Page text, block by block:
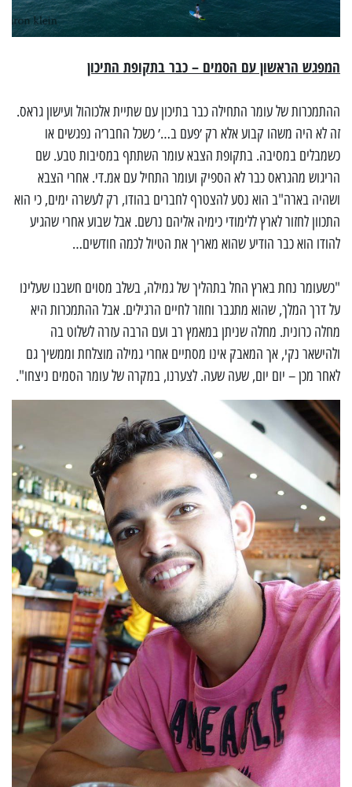
המפגש הראשון עם הסמים – כבר בתקופת התיכון
ההתמכרות של עומר התחילה כבר בתיכון עם שתיית אלכוהול ועישון גראס.
זה לא היה משהו קבוע אלא רק ׳פעם ב…׳ כשכל החבר׳ה נפגשים או
כשמבלים במסיבה. בתקופת הצבא עומר השתתף במסיבות טבע. שם
הריגוש מהגראס כבר לא הספיק ועומר התחיל עם אמ.די. אחרי הצבא
ושהיה בארה"ב הוא נסע להצטרף לחברים בהודו, רק לעשרה ימים, כי הוא
התכוון לחזור לארץ ללימודי כימיה אליהם נרשם. אבל שבוע אחרי שהגיע
להודו הוא כבר הודיע שהוא מאריך את הטיול לכמה חודשים…
"כשעומר נחת בארץ החל בתהליך של גמילה, בשלב מסוים חשבנו שעלינו
על דרך המלך, שהוא מתגבר וחוזר לחיים הרגילים. אבל ההתמכרות היא
מחלה כרונית. מחלה שניתן במאמץ רב ועם הרבה עזרה לשלוט בה
ולהישאר נקי, אך המאבק אינו מסתיים אחרי גמילה מוצלחת וממשיך גם
לאחר מכן – יום יום, שעה שעה. לצערנו, במקרה של עומר הסמים ניצחו".